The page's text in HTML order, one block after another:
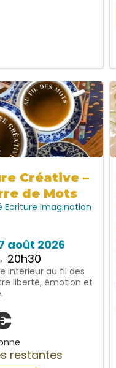
Créative –
de Mots
Ecriture Imagination
août 2026
20h30
intérieur au fil des
liberté, émotion et
restantes